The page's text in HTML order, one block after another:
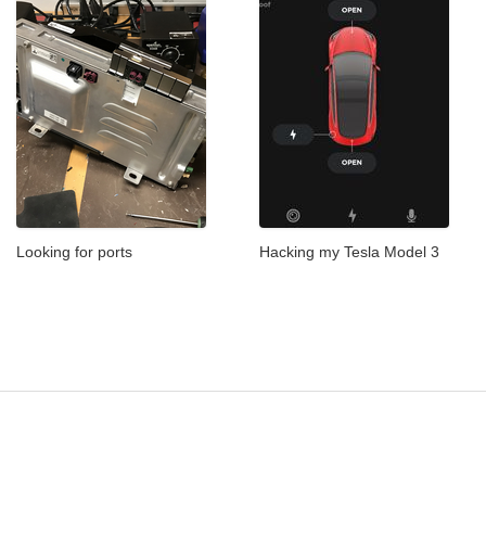
Looking for ports Hacking my Tesla Model 3